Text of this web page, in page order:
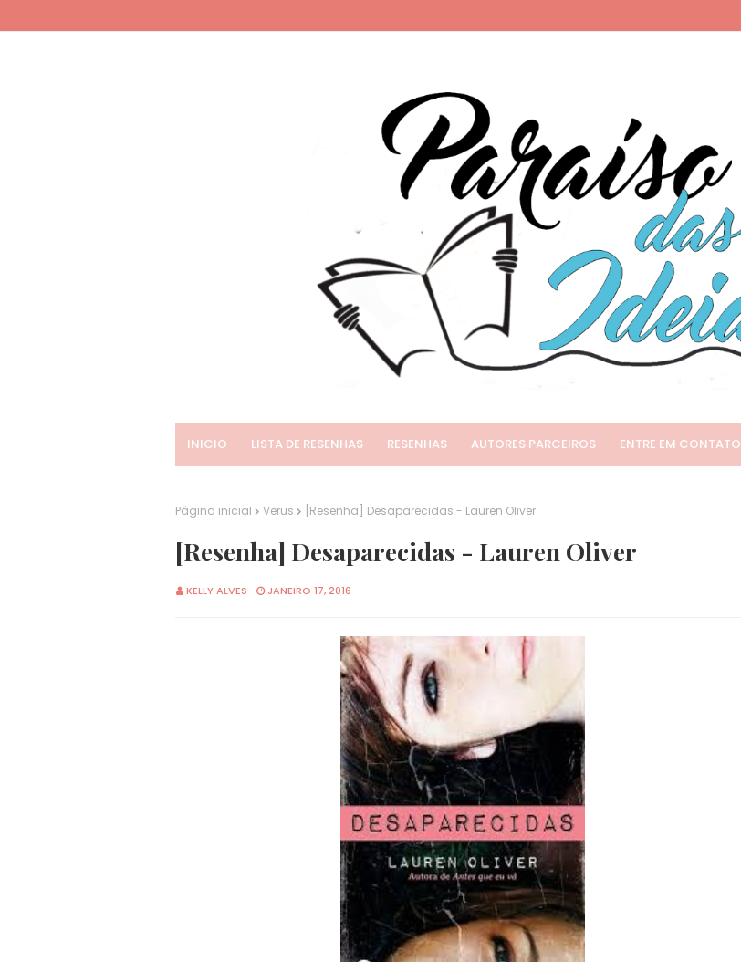
INICIO LISTA DE RESENHAS RESENHAS AUTORES PARCEIROS ENTRE EM CONTATO
Página inicial Verus [Resenha] Desaparecidas - Lauren Oliver
[Resenha] Desaparecidas - Lauren Oliver
KELLY ALVES JANEIRO 17, 2016